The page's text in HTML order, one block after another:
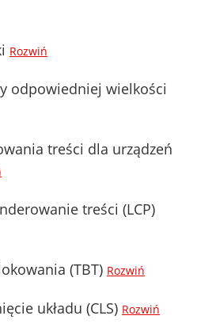
Rozwiń
odpowiedniej wielkości
treści dla urządzeń
treści (LCP)
(TBT) Rozwiń
układu (CLS) Rozwiń